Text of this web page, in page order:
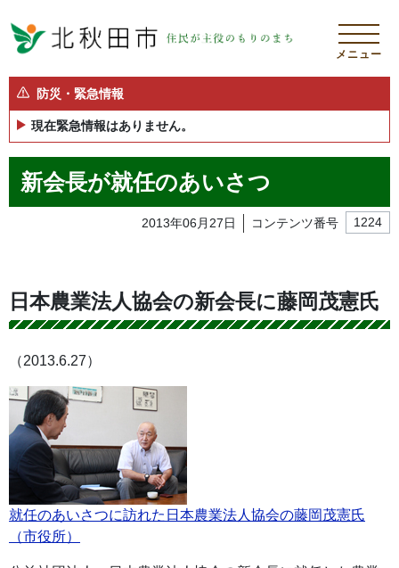
メニュー
防災・緊急情報
現在緊急情報はありません。
新会長が就任のあいさつ
2013年06月27日 コンテンツ番号 1224
日本農業法人協会の新会長に藤岡茂憲氏
（2013.6.27）
就任のあいさつに訪れた日本農業法人協会の藤岡茂憲氏
（市役所）